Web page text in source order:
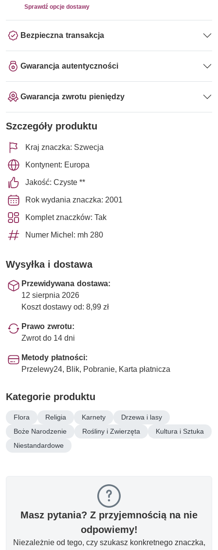
Sprawdź opcje dostawy
Bezpieczna transakcja
Gwarancja autentyczności
Gwarancja zwrotu pieniędzy
Szczegóły produktu
Kraj znaczka: Szwecja
Kontynent: Europa
Jakość: Czyste **
Rok wydania znaczka: 2001
Komplet znaczków: Tak
Numer Michel: mh 280
Wysyłka i dostawa
Przewidywana dostawa:
12 sierpnia 2026
Koszt dostawy od: 8,99 zł
Prawo zwrotu:
Zwrot do 14 dni
Metody płatności:
Przelewy24, Blik, Pobranie, Karta płatnicza
Kategorie produktu
Flora Religia Karnety
Drzewa i lasy
Boże Narodzenie
Rośliny i Zwierzęta
Kultura i Sztuka
Niestandardowe
Masz pytania? Z przyjemnością na nie
odpowiemy!
Niezależnie od tego, czy szukasz konkretnego znaczka,